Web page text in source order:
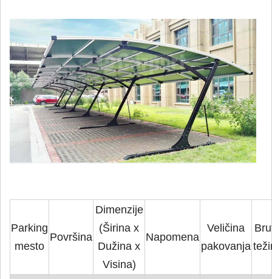
Parking
mesto
Površina
Dimenzije
(Širina x
Dužina x
Visina)
Napomena
Veličina
pakovanja